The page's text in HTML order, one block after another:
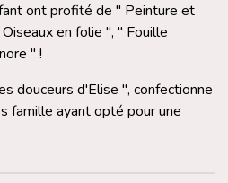
ont profité de " Peinture et
en folie ", " Fouille
" !
douceurs d'Elise ", confectionne
famille ayant opté pour une